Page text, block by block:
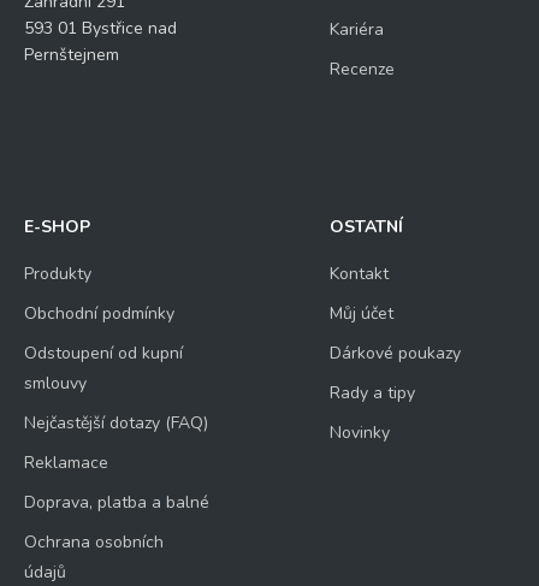
593 01 Bystřice nad
Pernštejnem
Kariéra
Recenze
E-SHOP
Produkty
Obchodní podmínky
Odstoupení od kupní
smlouvy
Nejčastější dotazy (FAQ)
Reklamace
Doprava, platba a balné
Ochrana osobních
údajů
OSTATNÍ
Kontakt
Můj účet
Dárkové poukazy
Rady a tipy
Novinky